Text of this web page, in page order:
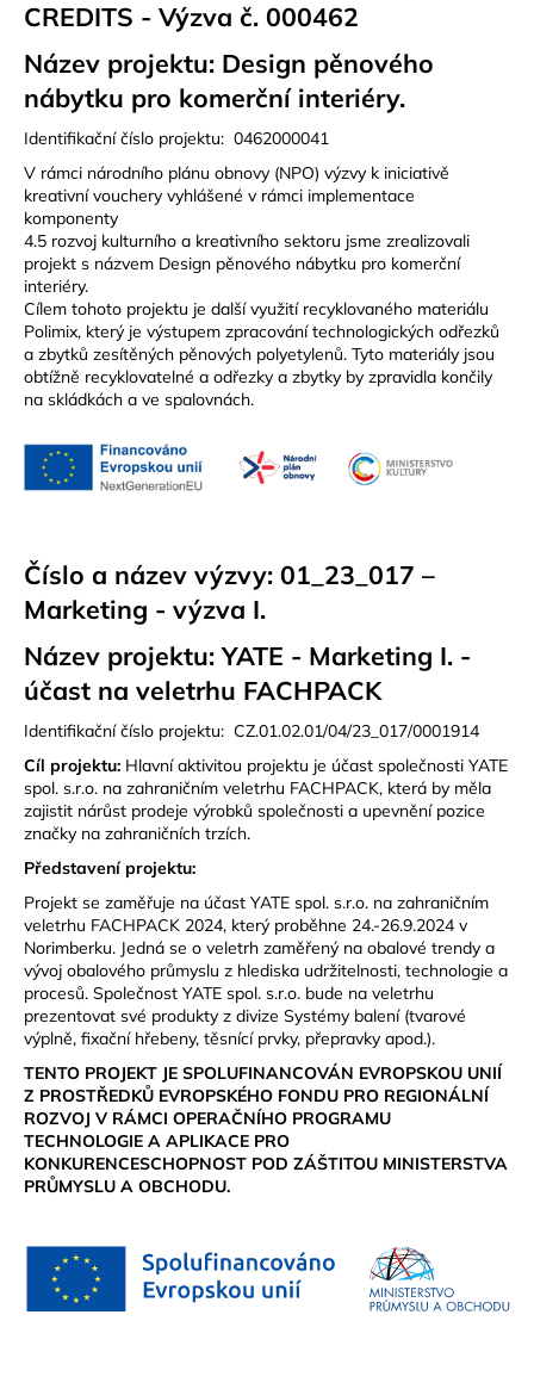
CREDITS - Výzva č. 000462
Název projektu: Design pěnového
nábytku pro komerční interiéry.
Identifikační číslo projektu: 0462000041
V rámci národního plánu obnovy (NPO) výzvy k iniciativě
kreativní vouchery vyhlášené v rámci implementace
komponenty
4.5 rozvoj kulturního a kreativního sektoru jsme zrealizovali
projekt s názvem Design pěnového nábytku pro komerční
interiéry.
Cílem tohoto projektu je další využití recyklovaného materiálu
Polimix, který je výstupem zpracování technologických odřezků
a zbytků zesítěných pěnových polyetylenů. Tyto materiály jsou
obtížně recyklovatelné a odřezky a zbytky by zpravidla končily
na skládkách a ve spalovnách.
Číslo a název výzvy: 01_23_017 –
Marketing - výzva I.
Název projektu: YATE - Marketing I. -
účast na veletrhu FACHPACK
Identifikační číslo projektu: CZ.01.02.01/04/23_017/0001914
Cíl projektu: Hlavní aktivitou projektu je účast společnosti YATE
spol. s.r.o. na zahraničním veletrhu FACHPACK, která by měla
zajistit nárůst prodeje výrobků společnosti a upevnění pozice
značky na zahraničních trzích.
Představení projektu:
Projekt se zaměřuje na účast YATE spol. s.r.o. na zahraničním
veletrhu FACHPACK 2024, který proběhne 24.-26.9.2024 v
Norimberku. Jedná se o veletrh zaměřený na obalové trendy a
vývoj obalového průmyslu z hlediska udržitelnosti, technologie a
procesů. Společnost YATE spol. s.r.o. bude na veletrhu
prezentovat své produkty z divize Systémy balení (tvarové
výplně, fixační hřebeny, těsnící prvky, přepravky apod.).
TENTO PROJEKT JE SPOLUFINANCOVÁN EVROPSKOU UNIÍ
Z PROSTŘEDKŮ EVROPSKÉHO FONDU PRO REGIONÁLNÍ
ROZVOJ V RÁMCI OPERAČNÍHO PROGRAMU
TECHNOLOGIE A APLIKACE PRO
KONKURENCESCHOPNOST POD ZÁŠTITOU MINISTERSTVA
PRŮMYSLU A OBCHODU.